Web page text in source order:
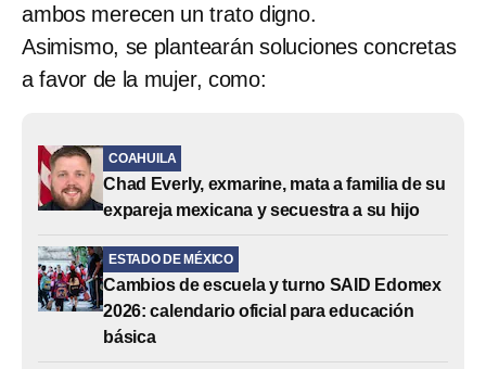
ambos merecen un trato digno.
Asimismo, se plantearán soluciones concretas
a favor de la mujer, como:
COAHUILA
Chad Everly, exmarine, mata a familia de su
expareja mexicana y secuestra a su hijo
ESTADO DE MÉXICO
Cambios de escuela y turno SAID Edomex
2026: calendario oficial para educación
básica